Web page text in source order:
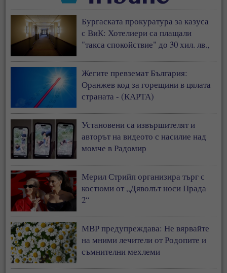
Бургаската прокуратура за казуса
с ВиК: Хотелиери са плащали
"такса спокойствие" до 30 хил. лв.,
Жегите превземат България:
Оранжев код за горещини в цялата
страната - (КАРТА)
Установени са извършителят и
авторът на видеото с насилие над
момче в Радомир
Мерил Стрийп организира търг с
костюми от „Дяволът носи Прада
2“
МВР предупреждава: Не вярвайте
на мними лечители от Родопите и
съмнителни мехлеми